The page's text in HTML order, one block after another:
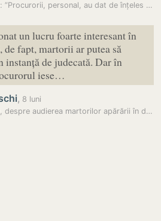
Fadei Nagacevschi: ”Procurorii, personal, au dat de înțeles că prin…
un lucru foarte interesant în
fapt, martorii ar putea să
instanță de judecată. Dar în
iese…
, 8 luni
Fadei Nagacevschi, despre audierea martorilor apărării în dosarul…